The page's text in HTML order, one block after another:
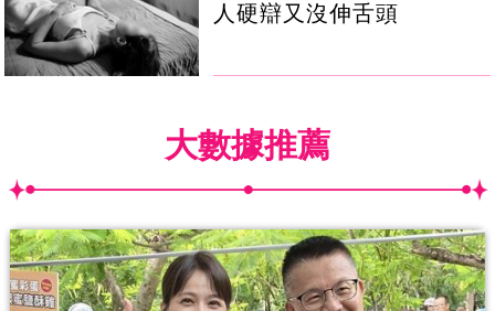
人硬辯又沒伸舌頭
大數據推薦